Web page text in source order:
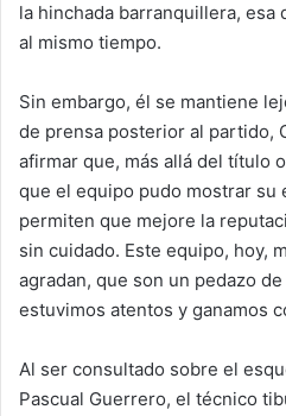
la hinchada barranquillera, esa
al mismo tiempo.
Sin embargo, él se mantiene
de prensa posterior al partido,
afirmar que, más allá del título
que el equipo pudo mostrar su
permiten que mejore la
sin cuidado. Este equipo, hoy,
agradan, que son un pedazo
estuvimos atentos y ganamos
Al ser consultado sobre el
Pascual Guerrero, el técnico